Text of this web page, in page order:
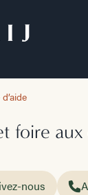
foire
nous